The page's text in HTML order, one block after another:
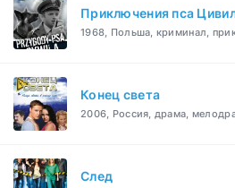
Приключения пса
1968, Польша, криминал,
Конец света
2006, Россия, драма,
След